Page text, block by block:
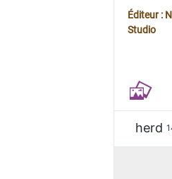
Éditeur :
Studio
herd